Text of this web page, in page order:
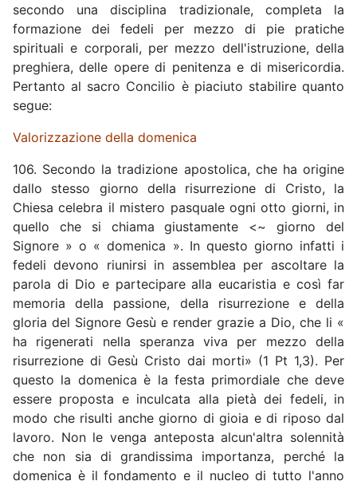
secondo una disciplina tradizionale, completa la
formazione dei fedeli per mezzo di pie pratiche
spirituali e corporali, per mezzo dell'istruzione, della
preghiera, delle opere di penitenza e di misericordia.
Pertanto al sacro Concilio è piaciuto stabilire quanto
segue:
Valorizzazione della domenica
106. Secondo la tradizione apostolica, che ha origine
dallo stesso giorno della risurrezione di Cristo, la
Chiesa celebra il mistero pasquale ogni otto giorni, in
quello che si chiama giustamente <~ giorno del
Signore » o « domenica ». In questo giorno infatti i
fedeli devono riunirsi in assemblea per ascoltare la
parola di Dio e partecipare alla eucaristia e così far
memoria della passione, della risurrezione e della
gloria del Signore Gesù e render grazie a Dio, che li «
ha rigenerati nella speranza viva per mezzo della
risurrezione di Gesù Cristo dai morti» (1 Pt 1,3). Per
questo la domenica è la festa primordiale che deve
essere proposta e inculcata alla pietà dei fedeli, in
modo che risulti anche giorno di gioia e di riposo dal
lavoro. Non le venga anteposta alcun'altra solennità
che non sia di grandissima importanza, perché la
domenica è il fondamento e il nucleo di tutto l'anno